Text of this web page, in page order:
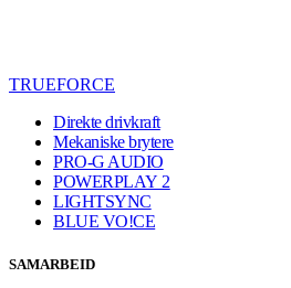
TRUEFORCE
Direkte drivkraft
Mekaniske brytere
PRO-G AUDIO
POWERPLAY 2
LIGHTSYNC
BLUE VO!CE
SAMARBEID